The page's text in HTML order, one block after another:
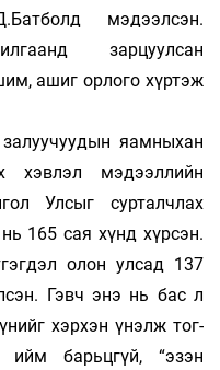
мэдээлсэн.
зарцуулсан
ашиг орлого хүртэж
яам­ныхан
хэвлэл мэ­дээл­лийн
Улсыг сурталч­лах
165 сая хүнд хүрсэн.
олон улсад 137
Гэвч энэ нь бас л
хэрхэн үнэлж тог­
барьцгүй, “эзэн